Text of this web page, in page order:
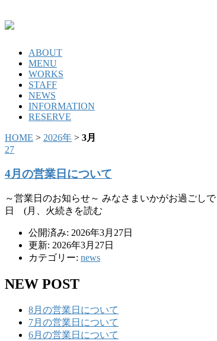
ABOUT
MENU
WORKS
STAFF
NEWS
INFORMATION
RESERVE
HOME > 2026年 > 3月
27
4月の営業日について
～営業日のお知らせ～ みなさまいかがお過ごし
日 (月、火続きを読む
公開済み: 2026年3月27日
更新: 2026年3月27日
カテゴリー: news
NEW POST
8月の営業日について
7月の営業日について
6月の営業日について